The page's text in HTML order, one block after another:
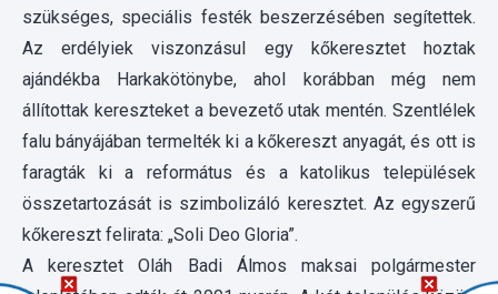
falu bányájában termelték ki a kőkereszt anyagát, és ott is
faragták ki a református és a katolikus települések
összetartozását is szimbolizáló keresztet. Az egyszerű
A keresztet Oláh Badi Álmos maksai polgármester
jelenlétében adták át 2001 nyarán. A két település között
elsősorban a családok közötti barátkozás révén
erősödött a kapcsolat az évek során. A hatszáz lelket
számláló Maksa temetője zarándokhely is, hiszen ott